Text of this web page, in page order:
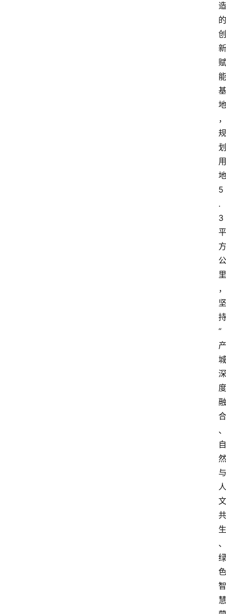
造
的
创
新
赋
能
基
地
，
规
划
用
地
5
.
3
平
方
公
里
，
坚
持
“
产
城
深
度
融
合
、
自
然
与
人
文
共
生
、
绿
色
智
慧